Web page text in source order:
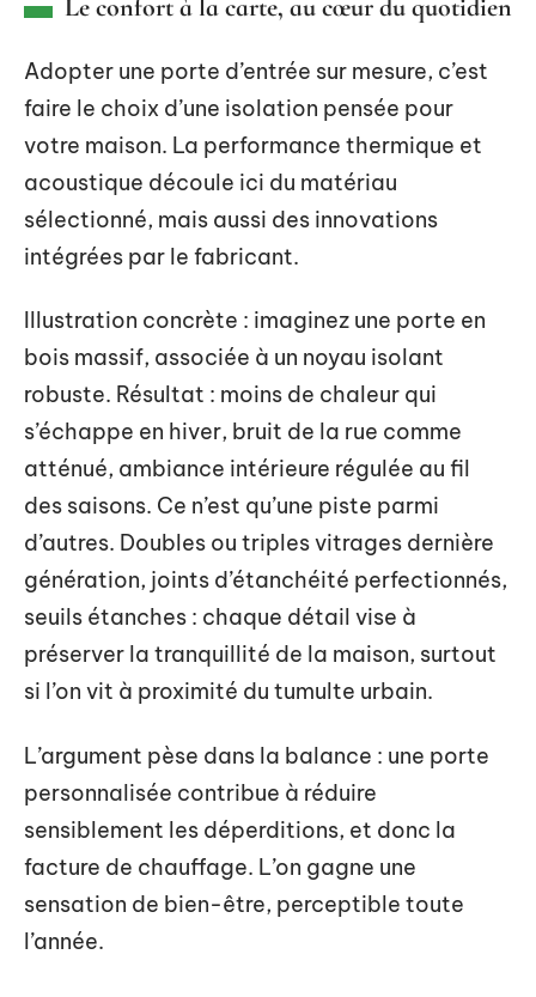
Le confort à la carte, au cœur du quotidien
Adopter une porte d’entrée sur mesure, c’est
faire le choix d’une isolation pensée pour
votre maison. La performance thermique et
acoustique découle ici du matériau
sélectionné, mais aussi des innovations
intégrées par le fabricant.
Illustration concrète : imaginez une porte en
bois massif, associée à un noyau isolant
robuste. Résultat : moins de chaleur qui
s’échappe en hiver, bruit de la rue comme
atténué, ambiance intérieure régulée au fil
des saisons. Ce n’est qu’une piste parmi
d’autres. Doubles ou triples vitrages dernière
génération, joints d’étanchéité perfectionnés,
seuils étanches : chaque détail vise à
préserver la tranquillité de la maison, surtout
si l’on vit à proximité du tumulte urbain.
L’argument pèse dans la balance : une porte
personnalisée contribue à réduire
sensiblement les déperditions, et donc la
facture de chauffage. L’on gagne une
sensation de bien-être, perceptible toute
l’année.